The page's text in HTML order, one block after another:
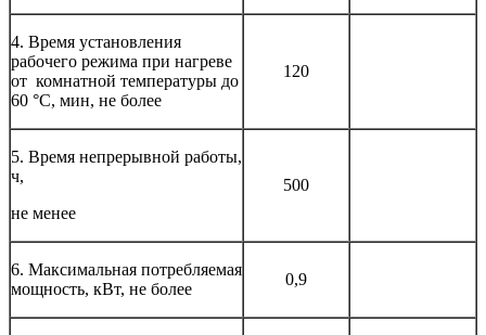
4. Время установления
рабочего режима при нагреве
от комнатной температуры до
60 °С, мин, не более
120
5. Время непрерывной работы,
ч,
не менее
500
6. Максимальная потребляемая
мощность, кВт, не более
0,9